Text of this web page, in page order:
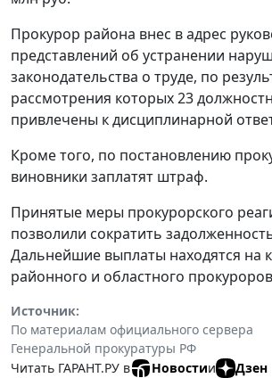
Прокурор района внес в адрес
представлений об устранении
законодательства о труде, по
рассмотрения которых 23
привлечены к дисциплинарной
Кроме того, по постановлению
виновники заплатят штраф.
Принятые меры прокурорского
позволили сократить
Дальнейшие выплаты находятся на
районного и областного
Источник:
По материалам официального сервера
Генеральной прокуратуры РФ
Читать ГАРАНТ.РУ в Новостии Дзен